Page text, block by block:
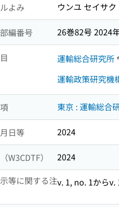
よみ ウンユ セイサ
編番号 26巻82号 2024
運輸総合研究所
運輸政策研究機
東京 : 運輸総合
日等 2024
W3CDTF）
2024
等に関する注v. 1, no. 1から